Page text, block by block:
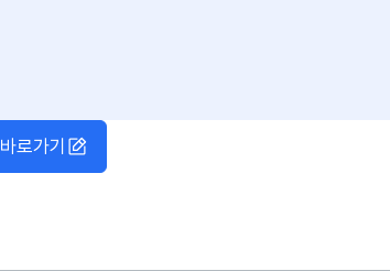
바로가기